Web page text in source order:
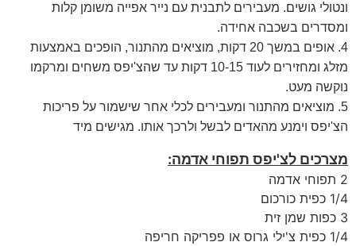
ונטולי גושים. מעבירים לתבנית עם נייר אפייה משומן קלות
ומסדרים בשכבה אחידה.
4. אופים במשך 20 דקות, מוציאים מהתנור, הופכים באמצעות
מזלג ומחזירים לעוד 10-15 דקות עד שהצ'יפס משחים ומרקמו
נוקשה מעט.
5. מוציאים מהתנור ומעבירים לכלי אחר שישמור על פריכות
הצ'יפס וימנע מהאדים לבשל ולרכך אותו. מגישים מיד
מצרכים לצ'יפס תפוחי אדמה:
2 תפוחי אדמה
1/4 כפית כורכום
3 כפות שמן זית
1/4 כפית צ'ילי גרוס או פפריקה חריפה